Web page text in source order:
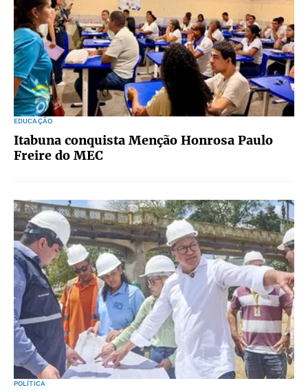
EDUCAÇÃO
Itabuna conquista Menção Honrosa Paulo
Freire do MEC
POLÍTICA